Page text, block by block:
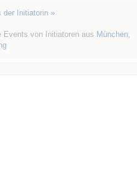
der Initiatorin »
Events von Initiatoren aus München,